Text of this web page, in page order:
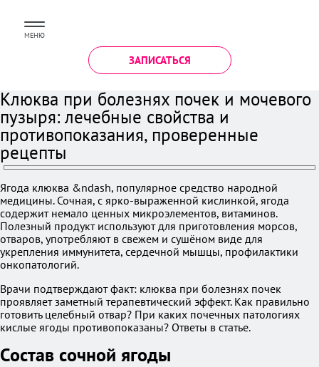
МЕНЮ
ЗАПИСАТЬСЯ
Клюква при болезнях почек и мочевого
пузыря: лечебные свойства и
противопоказания, проверенные
рецепты
Ягода клюква &ndash, популярное средство народной
медицины. Сочная, с ярко-выраженной кислинкой, ягода
содержит немало ценных микроэлементов, витаминов.
Полезный продукт используют для приготовления морсов,
отваров, употребляют в свежем и сушёном виде для
укрепления иммунитета, сердечной мышцы, профилактики
онкопатологий.
Врачи подтверждают факт: клюква при болезнях почек
проявляет заметный терапевтический эффект. Как правильно
готовить целебный отвар? При каких почечных патологиях
кислые ягоды противопоказаны? Ответы в статье.
Состав сочной ягоды